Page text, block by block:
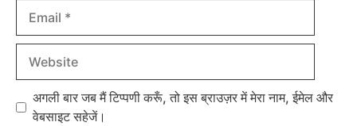
अगली बार जब मैं टिप्पणी करूँ, तो इस ब्राउज़र में मेरा नाम, ईमेल और
वेबसाइट सहेजें।